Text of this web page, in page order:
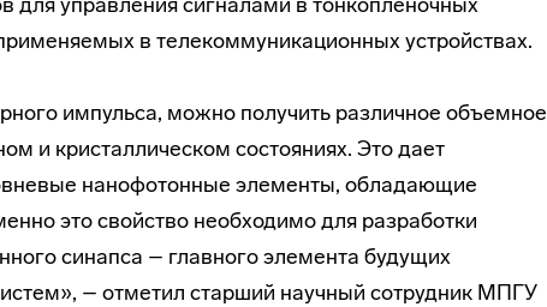
в телекоммуникационных устройствах.
импульса, можно получить различное объемное
и кристаллическом состояниях. Это дает
нанофотонные элементы, обладающие
это свойство необходимо для разработки
синапса – главного элемента будущих
– отметил старший научный сотрудник МПГУ